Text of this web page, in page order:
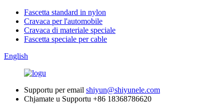
Fascetta standard in nylon
Cravaca per l'automobile
Cravaca di materiale speciale
Fascetta speciale per cable
English
Supportu per email shiyun@shiyunele.com
Chjamate u Supportu +86 18368786620